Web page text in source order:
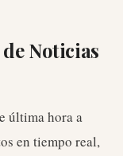
Noticias
última hora a
en tiempo real,